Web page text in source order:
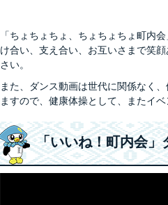
「ちょちょちょ、ちょちょちょ町内
け合い、支え合い、お互いさまで笑
さい。
また、ダンス動画は世代に関係なく
ますので、健康体操として、またイ
「いいね！町内会」